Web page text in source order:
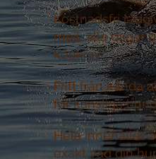
Kostnadsfri
mejl, alla dagar
köpkrav
Fritt från kända
för känsliga
Hela innehållet
exakt vad din